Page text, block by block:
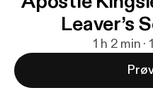
Leaver’s
1 h 2 min